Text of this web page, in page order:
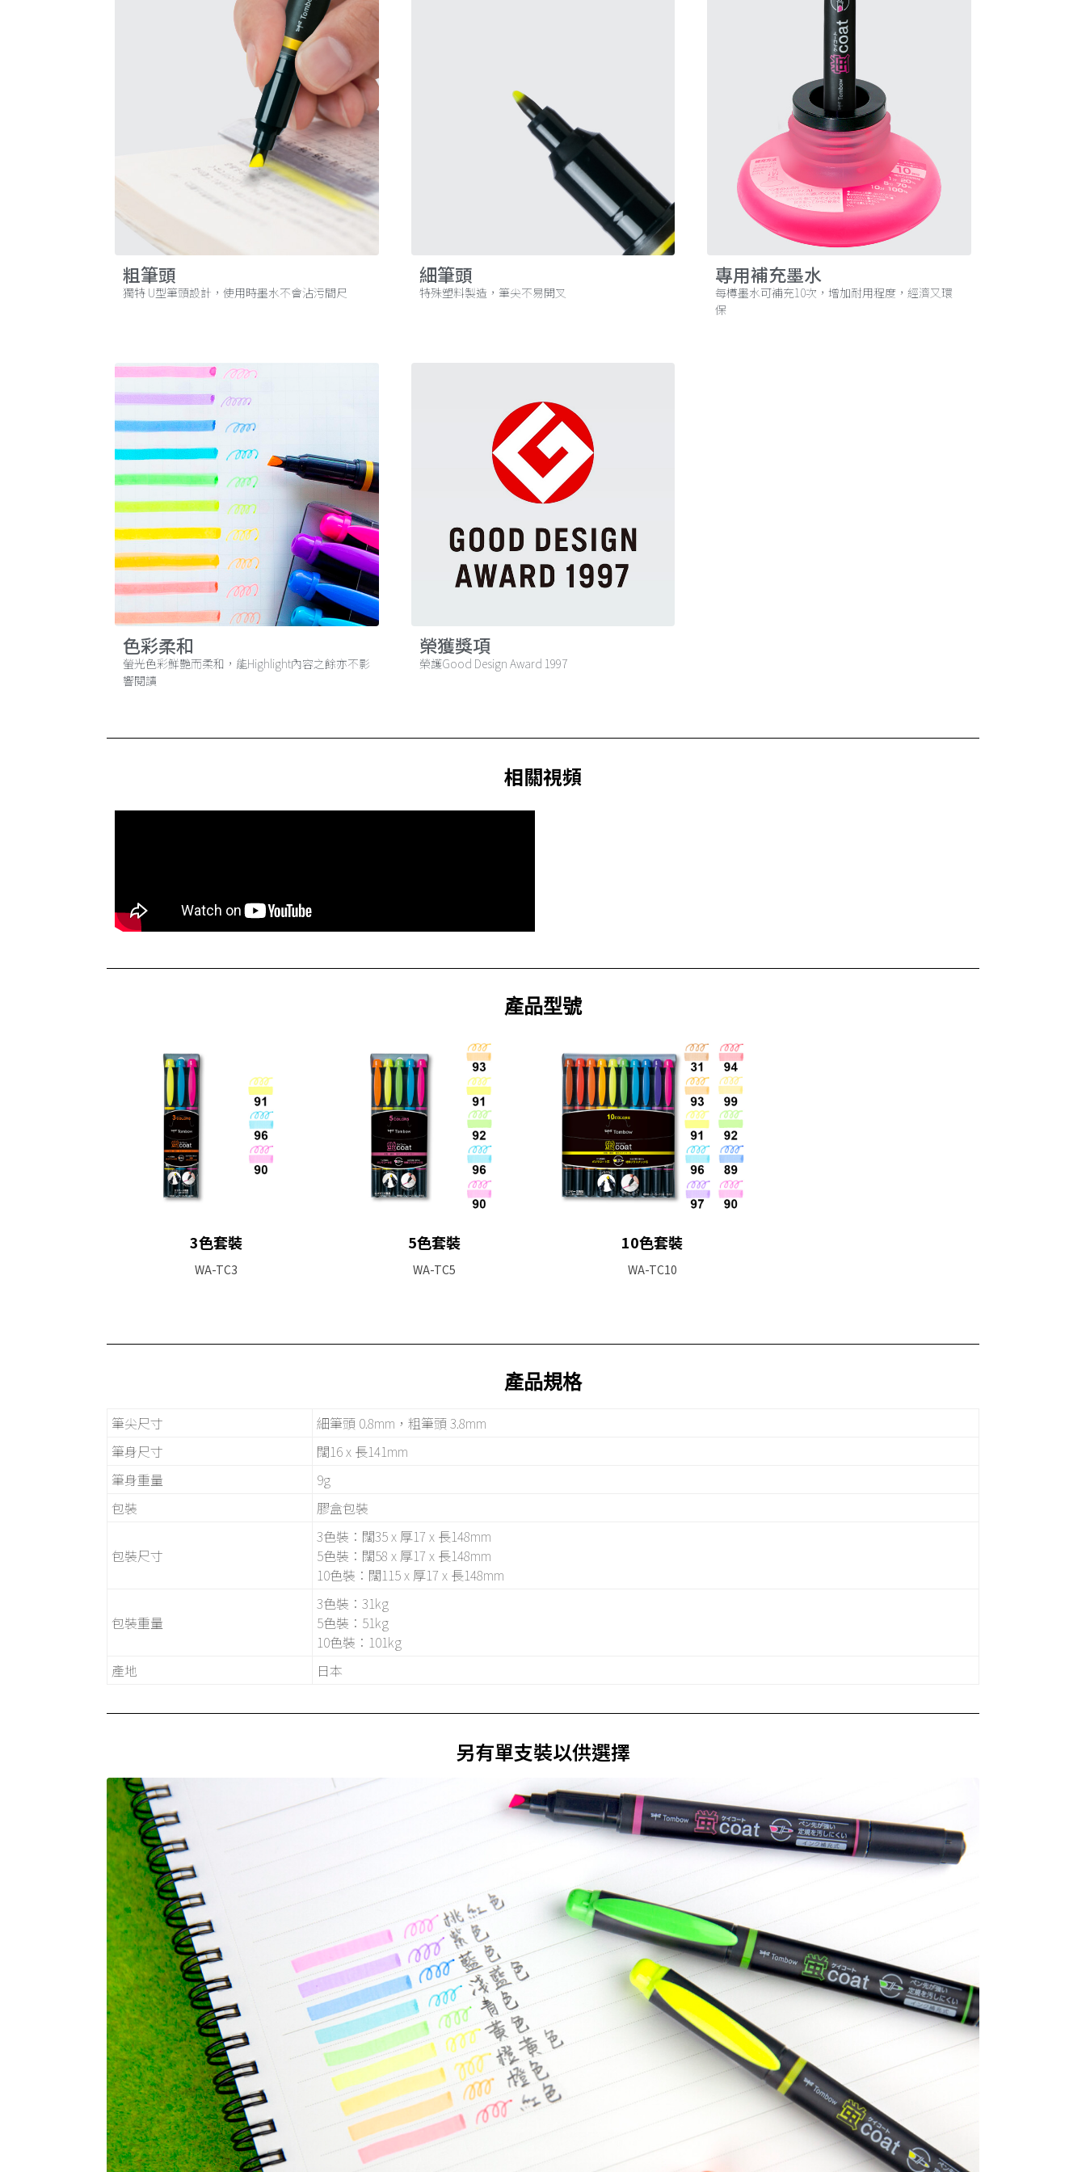
粗筆頭
獨特 U型筆頭設計，使用時墨水不會沾污間尺
細筆頭
特殊塑料製造，筆尖不易開叉
專用補充墨水
每樽墨水可補充10次，增加耐用程度，經濟又環
保
色彩柔和
螢光色彩鮮艷而柔和，能Highlight內容之餘亦不影
響閱讀
榮獲獎項
榮護Good Design Award 1997
相關視頻
產品型號
3色套裝
WA-TC3
5色套裝
WA-TC5
10色套裝
WA-TC10
產品規格
筆尖尺寸
細筆頭 0.8mm，粗筆頭 3.8mm
筆身尺寸
闊16 x 長141mm
筆身重量
9g
包裝
膠盒包裝
包裝尺寸
3色裝：闊35 x 厚17 x 長148mm
5色裝：闊58 x 厚17 x 長148mm
10色裝：闊115 x 厚17 x 長148mm
包裝重量
3色裝：31kg
5色裝：51kg
10色裝：101kg
產地
日本
另有單支裝以供選擇